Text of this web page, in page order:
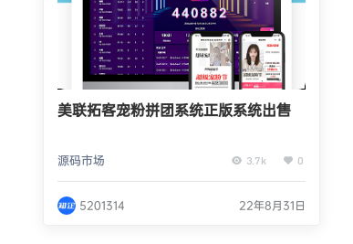
美联拓客宠粉拼团系统正版系统出售
源码市场 3.7k 0
5201314 22年8月31日